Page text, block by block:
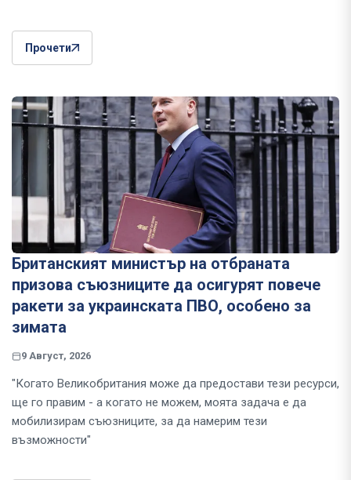
Прочети
Британският министър на отбраната
призова съюзниците да осигурят повече
ракети за украинската ПВО, особено за
зимата
9 Август, 2026
"Когато Великобритания може да предостави тези ресурси,
ще го правим - а когато не можем, моята задача е да
мобилизирам съюзниците, за да намерим тези
възможности"